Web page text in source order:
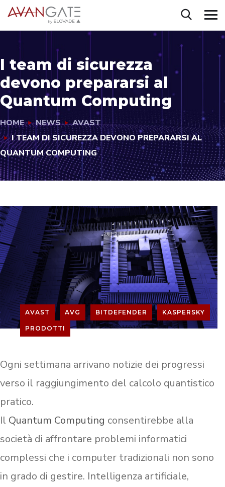
I team di sicurezza
devono prepararsi al
Quantum Computing
HOME NEWS
AVAST
I TEAM DI SICUREZZA DEVONO PREPARARSI AL
QUANTUM COMPUTING
AVAST AVG BITDEFENDER KASPERSKY
PRODOTTI
Ogni settimana arrivano notizie dei progressi
verso il raggiungimento del calcolo quantistico
pratico.
Il Quantum Computing consentirebbe alla
società di affrontare problemi informatici
complessi che i computer tradizionali non sono
in grado di gestire. Intelligenza artificiale,